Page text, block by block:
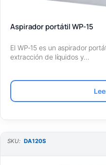
Aspirador portátil WP-15
El WP-15 es un aspirador
extracción de líquidos y…
SKU: DA120S